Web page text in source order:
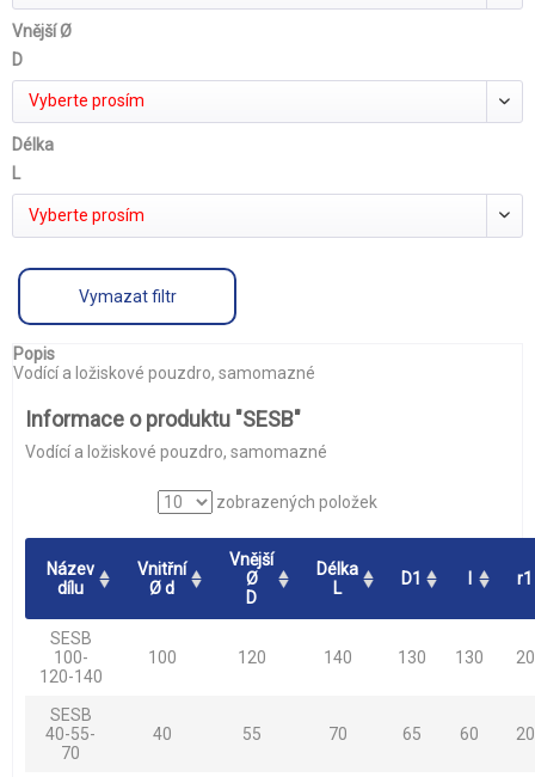
Vnější Ø
D
Vyberte prosím
Délka
L
Vyberte prosím
Vymazat filtr
Popis
Vodící a ložiskové pouzdro, samomazné
Informace o produktu "SESB"
Vodící a ložiskové pouzdro, samomazné
zobrazených položek
Název
dílu
Vnitřní
Ø d
Vnější
Ø
D
Délka
L
D1 r1
SESB
100-
120-140
100 120 140 130 130 20
SESB
40-55-
70
40 55 70 65 60 20